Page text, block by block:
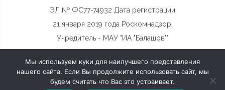
ЭЛ № ФС77-74932 Дата регистрации
21 января 2019 года Роскомнадзор.
Учредитель - МАУ "ИА "Балашов""
Мы используем куки для наилучшего представления
нашего сайта. Если Вы продолжите использовать сайт, мы
будем считать что Вас это устраивает.